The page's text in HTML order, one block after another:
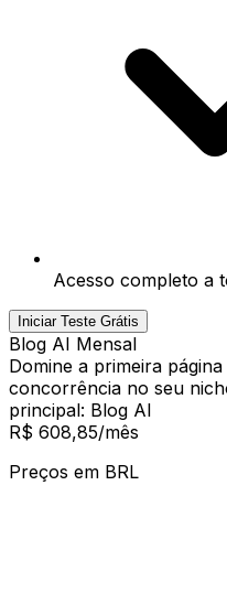
Acesso completo a
Iniciar Teste Grátis
Blog AI Mensal
Domine a primeira
concorrência no seu
principal: Blog AI
R$ 608,85/mês
Preços em BRL